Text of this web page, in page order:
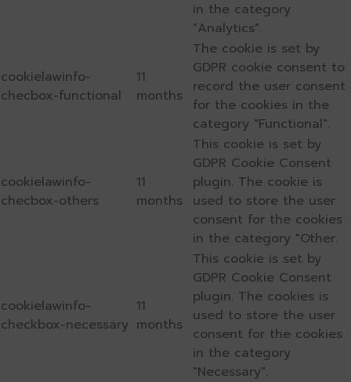
in the category
"Analytics".
cookielawinfo-
checbox-functional
11
months
The cookie is set by
GDPR cookie consent to
record the user consent
for the cookies in the
category "Functional".
cookielawinfo-
checbox-others
11
months
This cookie is set by
GDPR Cookie Consent
plugin. The cookie is
used to store the user
consent for the cookies
in the category "Other.
cookielawinfo-
checkbox-necessary
11
months
This cookie is set by
GDPR Cookie Consent
plugin. The cookies is
used to store the user
consent for the cookies
in the category
"Necessary".